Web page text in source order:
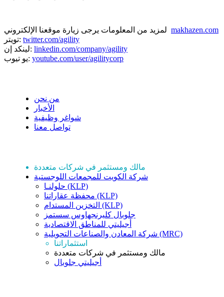
makhazen.com
تويتر: twitter.com/agility
لينكد إن: linkedin.com/company/agility
يو تيوب: youtube.com/user/agilitycorp
من نحن
الأخبار
شواغر وظيفية
تواصل معنا
مالك ومستثمر في شركات متعددة
شركة الكويت للمجمعات اللوجستية
حلولنـا (KLP)
محفظة عقاراتنا (KLP)
التخزين المستدام (KLP)
جلوبال كليرنجهاوس سستمز
أجيليتي للمناطق الاقتصادية
شركة المعادن والصناعات التحويلية (MRC)
استثماراتنا
مالك ومستثمر في شركات متعددة
أجيليتي جلوبال